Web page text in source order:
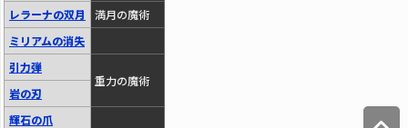
レラーナの双月
満月の魔術
ミリアムの消失
引力弾
重力の魔術
岩の刃
輝石の爪